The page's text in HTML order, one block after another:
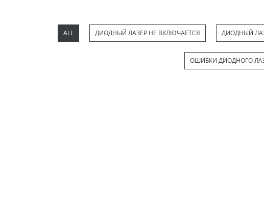
ALL ДИОДНЫЙ ЛАЗЕР НЕ ВКЛЮЧАЕТСЯ ДИОДНЫЙ
ОШИБКИ ДИОДНОГО